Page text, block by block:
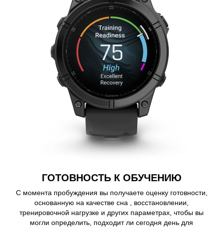
ГОТОВНОСТЬ К ОБУЧЕНИЮ
С момента пробуждения вы получаете оценку готовности,
основанную на качестве сна , восстановлении,
тренировочной нагрузке и других параметрах, чтобы вы
могли определить, подходит ли сегодня день для